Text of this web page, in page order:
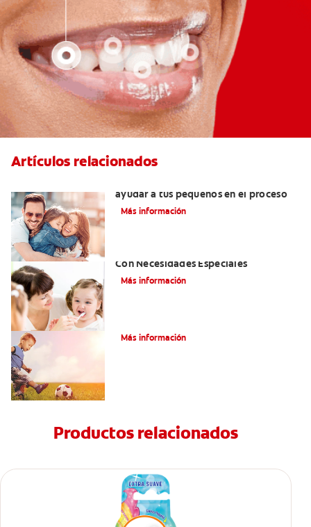
Artículos relacionados
ayudar a tus pequeños en el proceso
Más información
Con Necesidades Especiales
Más información
Más información
Productos relacionados